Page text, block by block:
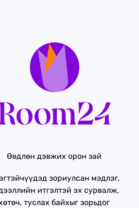
Өөдлөн дэвжих орон зай
зориулсан мэдлэг,
итгэлтэй эх сурвалж,
туслах байхыг зорьдог